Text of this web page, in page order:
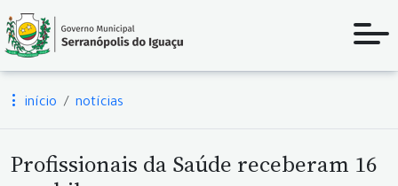
início notícias
Profissionais da Saúde receberam 16